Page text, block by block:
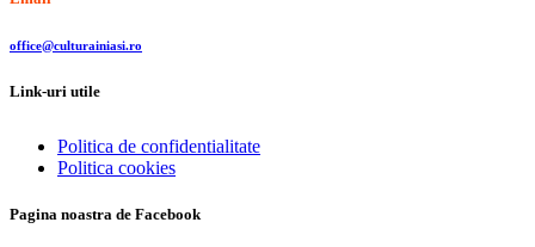
office@culturainiasi.ro
Link-uri utile
Politica de confidentialitate
Politica cookies
Pagina noastra de Facebook